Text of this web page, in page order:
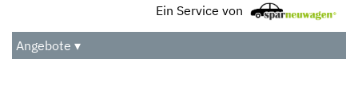
Audio
Das Beste
Ein Service von
Angebote ▾